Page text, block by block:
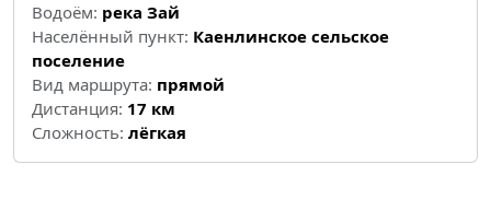
Водоём: река Зай
Населённый пункт: Каенлинское сельское
поселение
Вид маршрута: прямой
Дистанция: 17 км
Cложность: лёгкая